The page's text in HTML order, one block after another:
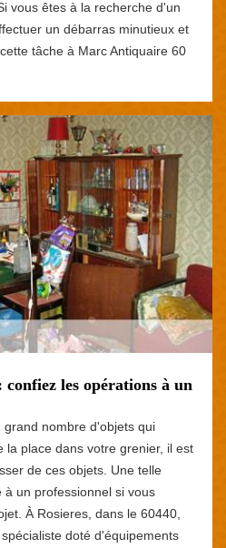
vous êtes à la recherche d'un
un débarras minutieux et
tâche à Marc Antiquaire 60
les opérations à un
nombre d'objets qui
la place dans votre grenier, il est
de ces objets. Une telle
un professionnel si vous
À Rosieres, dans le 60440,
doté d'équipements